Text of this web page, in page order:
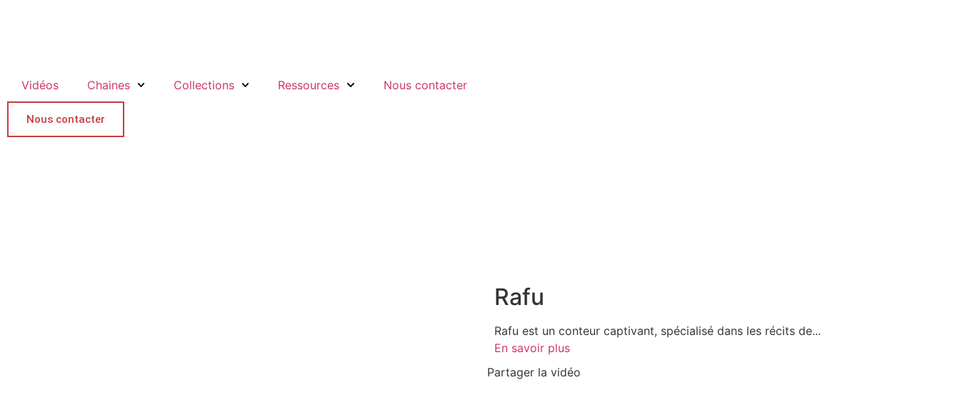
Vidéos Chaines Collections Ressources Nous contacter
Nous contacter
Rafu
Rafu est un conteur captivant, spécialisé dans les récits de...
En savoir plus
Partager la vidéo